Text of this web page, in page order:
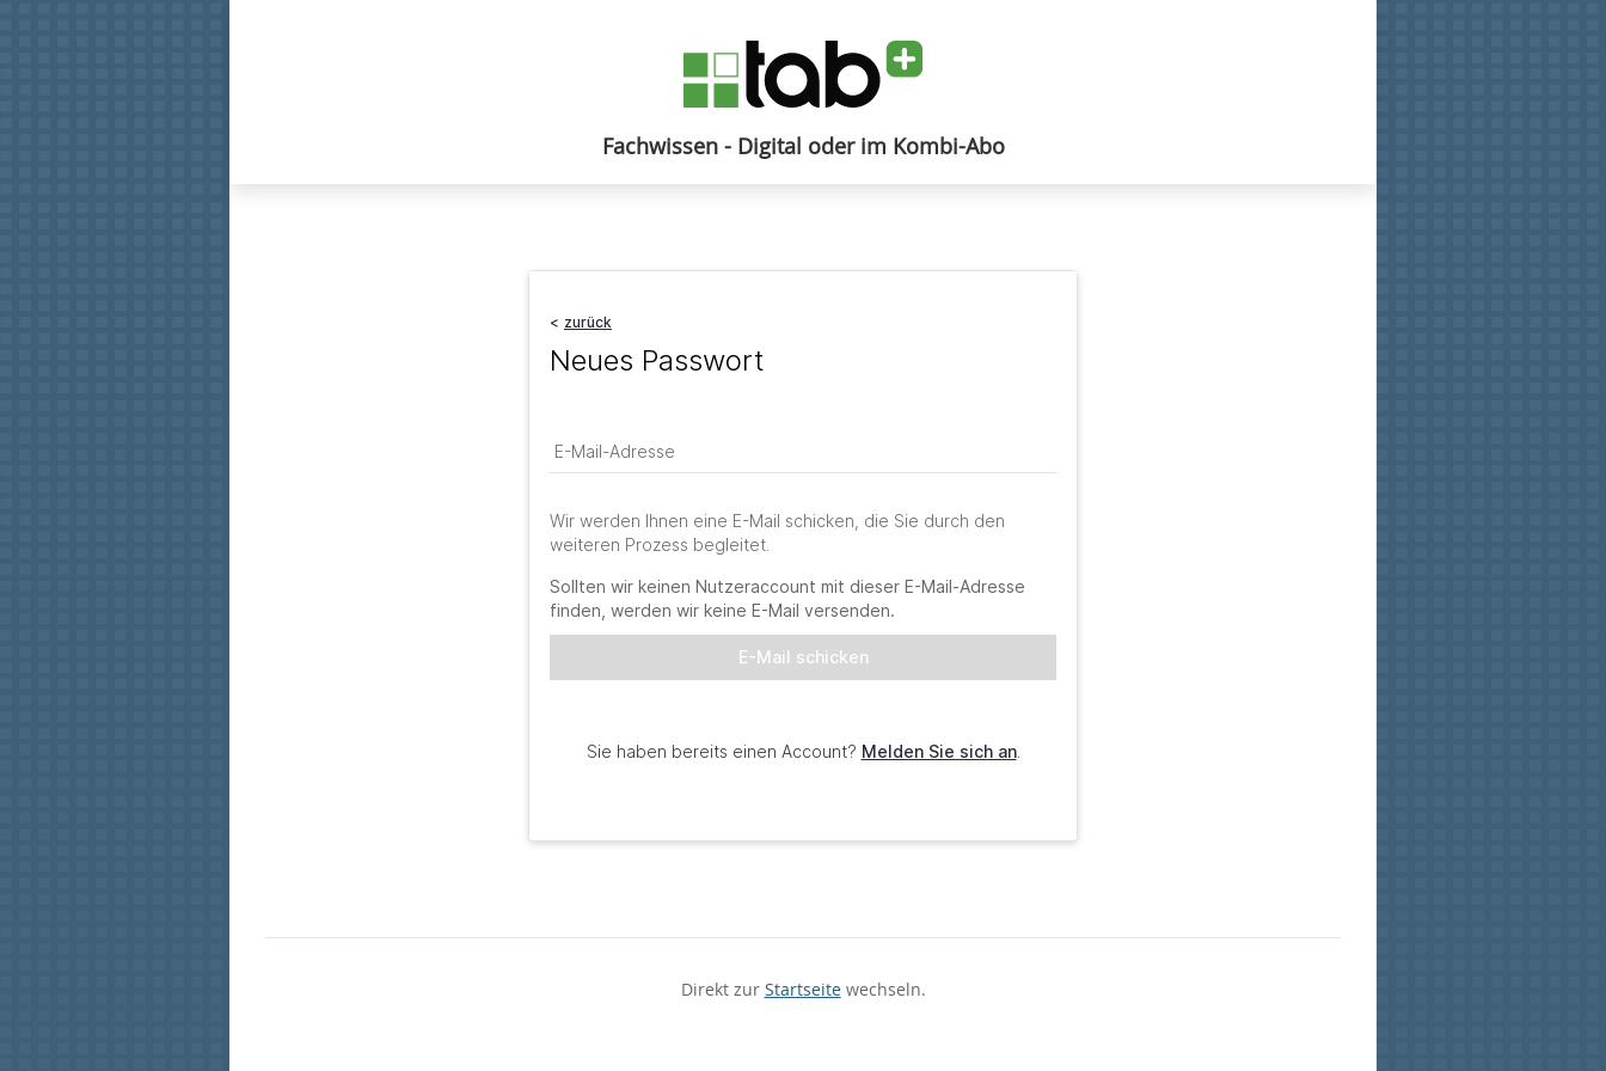
Fachwissen - Digital oder im Kombi-Abo
Direkt zur Startseitewechseln.